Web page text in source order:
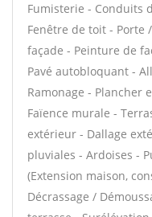
Fumisterie - Conduits
Fenêtre de toit - Porte
façade - Peinture de
Pavé autobloquant -
Ramonage - Plancher
Faïence murale -
extérieur - Dallage
pluviales - Ardoises -
(Extension maison,
Décrassage /